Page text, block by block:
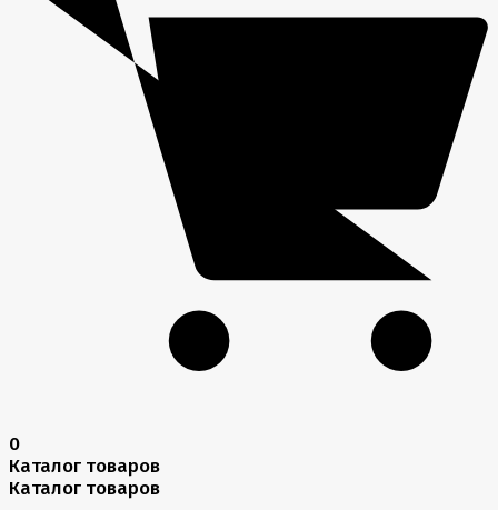
0
Каталог товаров
Каталог товаров